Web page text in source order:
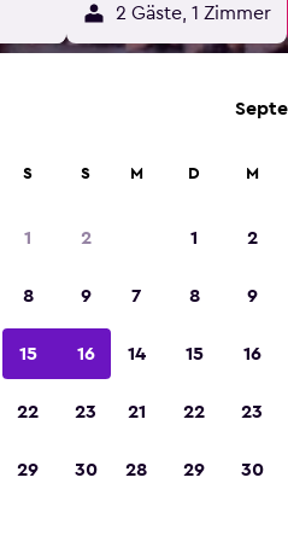
2 Gäste, 1 Zimmer
S S
1 2
8 9
15 16
22 23
29 30
M D M
1 2
7 8 9
14 15 16
21 22 23
28 29 30